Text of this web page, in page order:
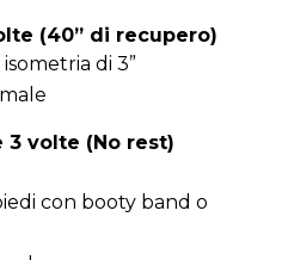
(40” di recupero)
di 3”
volte (No rest)
con booty band o